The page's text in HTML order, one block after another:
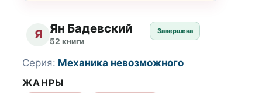
Я Ян Бадевский
52 книги
Завершена
Серия: Механика невозможного
ЖАНРЫ